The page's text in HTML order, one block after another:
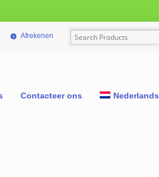
Afrekenen
Contacteer ons Nederlands